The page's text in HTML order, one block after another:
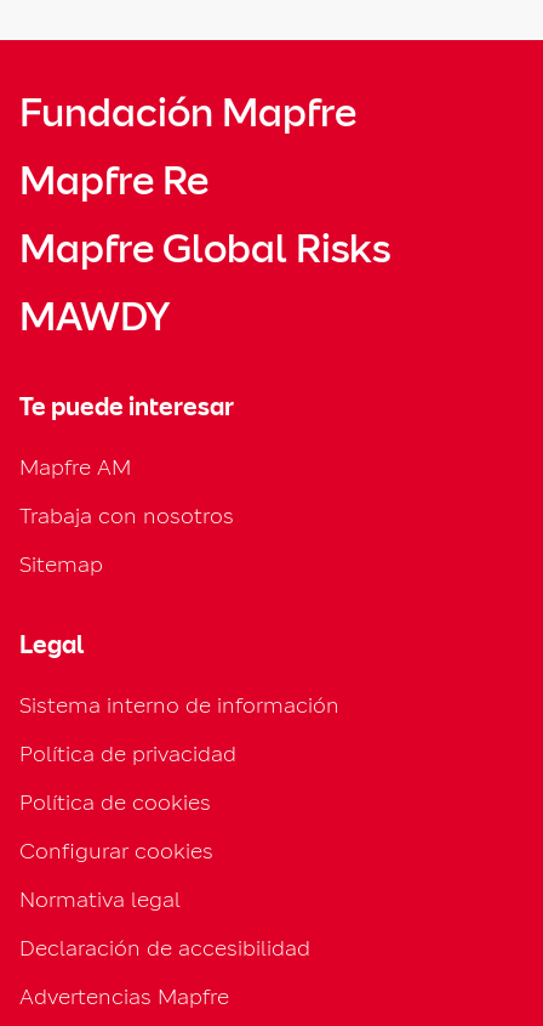
Fundación Mapfre
Mapfre Re
Mapfre Global Risks
MAWDY
Te puede interesar
Mapfre AM
Trabaja con nosotros
Sitemap
Legal
Sistema interno de información
Política de privacidad
Política de cookies
Configurar cookies
Normativa legal
Declaración de accesibilidad
Advertencias Mapfre